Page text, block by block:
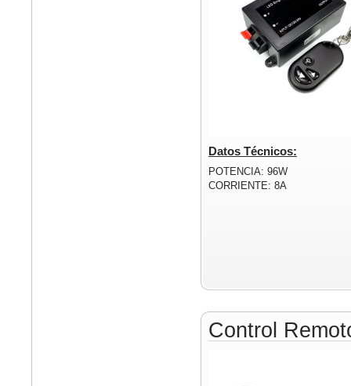
Datos Técnicos:
POTENCIA: 96W
CORRIENTE: 8A
Control